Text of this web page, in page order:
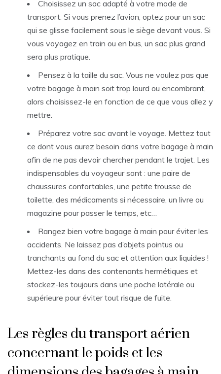
Choisissez un sac adapté à votre mode de
transport. Si vous prenez l’avion, optez pour un sac
qui se glisse facilement sous le siège devant vous. Si
vous voyagez en train ou en bus, un sac plus grand
sera plus pratique.
Pensez à la taille du sac. Vous ne voulez pas que
votre bagage à main soit trop lourd ou encombrant,
alors choisissez-le en fonction de ce que vous allez y
mettre.
Préparez votre sac avant le voyage. Mettez tout
ce dont vous aurez besoin dans votre bagage à main
afin de ne pas devoir chercher pendant le trajet. Les
indispensables du voyageur sont : une paire de
chaussures confortables, une petite trousse de
toilette, des médicaments si nécessaire, un livre ou
magazine pour passer le temps, etc…
Rangez bien votre bagage à main pour éviter les
accidents. Ne laissez pas d’objets pointus ou
tranchants au fond du sac et attention aux liquides !
Mettez-les dans des contenants hermétiques et
stockez-les toujours dans une poche latérale ou
supérieure pour éviter tout risque de fuite.
Les règles du transport aérien
concernant le poids et les